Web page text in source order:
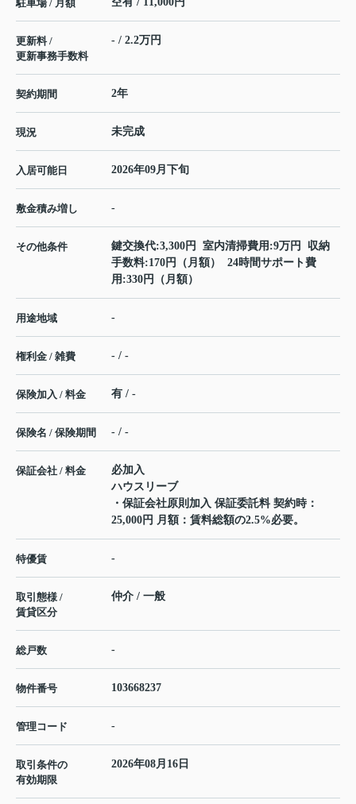
駐車場 / 月額
更新料 /
更新事務手数料
- / 2.2万円
契約期間 2年
現況 未完成
入居可能日 2026年09月下旬
敷金積み増し -
その他条件
鍵交換代:3,300円 室内清掃費用:9万円 収納
手数料:170円（月額） 24時間サポート費
用:330円（月額）
用途地域 -
権利金 / 雑費 - / -
保険加入 / 料金 有 / -
保険名 / 保険期間 - / -
保証会社 / 料金
必加入
ハウスリーブ
・保証会社原則加入 保証委託料 契約時：
25,000円 月額：賃料総額の2.5%必要。
特優賃 -
取引態様 /
賃貸区分
仲介 / 一般
総戸数 -
物件番号 103668237
管理コード -
取引条件の
有効期限
2026年08月16日